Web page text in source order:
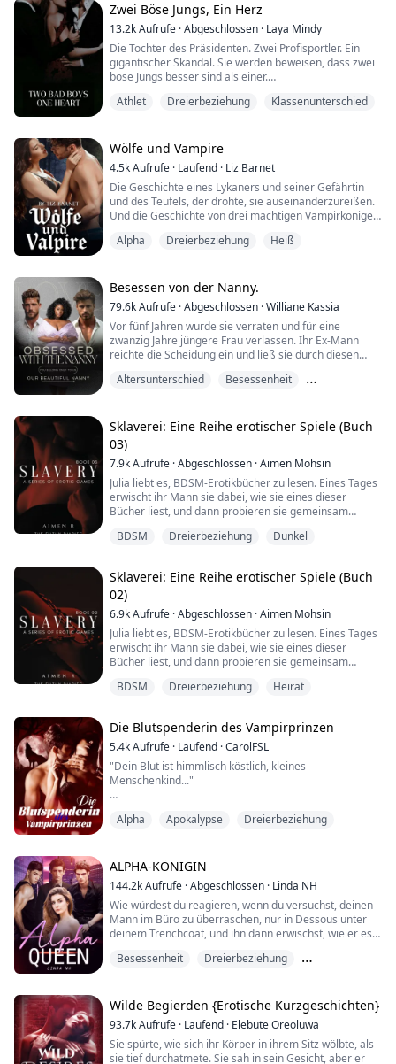
Professor desillusioniert wird, findet sie sich in einem
gefährlichen Spiel zwischen dem CEO Vincent
Hickmann und seinem Partner Thomas Werneck...
Zwei Böse Jungs, Ein Herz
13.2kAufrufe ·Abgeschlossen · Laya Mindy
Die Tochter des Präsidenten. Zwei Profisportler. Ein
gigantischer Skandal. Sie werden beweisen, dass zwei
böse Jungs besser sind als einer.
Ich verabscheue arrogante böse Jungs, besonders
attraktiv sind.
Ich bin das Paradebeispiel eines braven Mädchens –
erfolgreich, verantwortungsbewusst und inte...
Athlet Dreierbeziehung Klassenunterschied
Wölfe und Vampire
4.5kAufrufe · Laufend · Liz Barnet
Die Geschichte eines Lykaners und seiner Gefährtin
und des Teufels, der drohte, sie auseinanderzureißen.
Und die Geschichte von drei mächtigen Vampirkönigen
Dunkelheit der Vergangenheit und Stürme, die vor
gehen?
Zwei Geschichten, sechs Lebe...
Alpha Dreierbeziehung Heiß
Besessen von der Nanny.
79.6kAufrufe ·Abgeschlossen ·Williane Kassia
Vor fünf Jahren wurde sie verraten und für eine
zwanzig Jahre jüngere Frau verlassen. Ihr Ex-Mann
reichte die Scheidung ein und ließ sie durch diesen
hingebungsvolle Ehefrau gewesen, hatte ihren Mann
verletzte sie damit zutiefst.
Mit geb...
Altersunterschied
Besessenheit
Sklaverei: Eine Reihe erotischer Spiele (Buch
03)
7.9kAufrufe ·Abgeschlossen ·Aimen Mohsin
Julia liebt es, BDSM-Erotikbücher zu lesen. Eines Tages
erwischt ihr Mann sie dabei, wie sie eines dieser
Bücher liest, und dann probieren sie gemeinsam
genießt es sehr, diese Liebesspiele mit ihrem Mann zu
wie alles begann und wie es weitergeht!
Di...
BDSM Dreierbeziehung Dunkel
Sklaverei: Eine Reihe erotischer Spiele (Buch
02)
6.9kAufrufe ·Abgeschlossen ·Aimen Mohsin
Julia liebt es, BDSM-Erotikbücher zu lesen. Eines Tages
erwischt ihr Mann sie dabei, wie sie eines dieser
Bücher liest, und dann probieren sie gemeinsam
genießt diese Liebesspiele mit ihrem Mann sehr. Aber
es weitergeht!
Dies ist Buch 02 ...
BDSM Dreierbeziehung Heirat
Die Blutspenderin des Vampirprinzen
5.4kAufrufe · Laufend ·CarolFSL
"Dein Blut ist himmlisch köstlich, kleines
Menschenkind..."
Mädchen in seinen Armen, wie eine zerbrechliche
"Ich verspreche, diesmal sanfter zu sein...", flüstert er,
und ich stöhne, halte mich an seinen Schultern fest, als
ich seine scha...
Alpha Apokalypse Dreierbeziehung
ALPHA-KÖNIGIN
144.2kAufrufe ·Abgeschlossen · Linda NH
Wie würdest du reagieren, wenn du versuchst, deinen
Mann im Büro zu überraschen, nur in Dessous unter
deinem Trenchcoat, und ihn dann erwischst, wie er es
Für Isabella ist das der letzte Tropfen, der das Fass
Und sie hätte sicherlich nicht gedacht, dass sie bei der
Feie...
Besessenheit
Dreierbeziehung
Wilde Begierden {Erotische Kurzgeschichten}
93.7kAufrufe · Laufend · Elebute Oreoluwa
Sie spürte, wie sich ihr Körper in ihrem Sitz wölbte, als
sie tief durchatmete. Sie sah in sein Gesicht, aber er